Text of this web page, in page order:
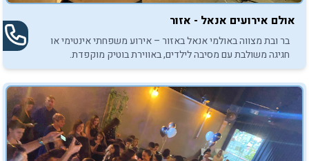
אולם אירועים אנאל - אזור
בר ובת מצווה באולמי אנאל באזור – אירוע משפחתי אינטימי או
חגיגה משולבת עם מסיבה לילדים, באווירת בוטיק מוקפדת.